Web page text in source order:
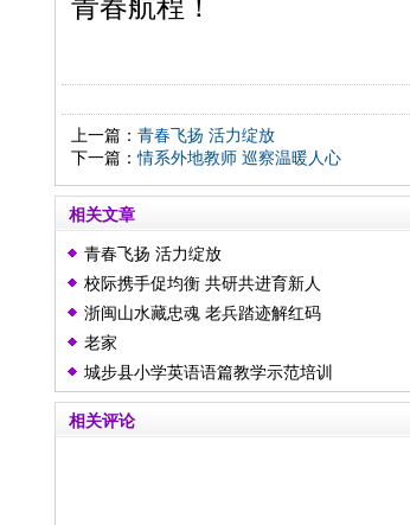
青春航程！
上一篇： 青春飞扬 活力绽放
下一篇：情系外地教师 巡察温暖人心
相关文章
青春飞扬 活力绽放
校际携手促均衡 共研共进育新人
浙闽山水藏忠魂 老兵踏迹解红码
老家
城步县小学英语语篇教学示范培训
相关评论